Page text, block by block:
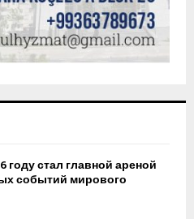
году стал главной ареной
событий мирового